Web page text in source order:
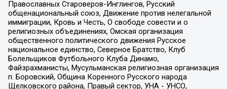
Православных Староверов-Инглингов, Русский
общенациональный союз, Движение против нелегальной
иммиграции, Кровь и Честь, О свободе совести и о
религиозных объединениях, Омская организация
общественного политического движения Русское
национальное единство, Северное Братство, Клуб
Болельщиков Футбольного Клуба Динамо,
Файзрахманисты, Мусульманская религиозная организация
п. Боровский, Община Коренного Русского народа
Щелковского района, Правый сектор, УНА - УНСО,